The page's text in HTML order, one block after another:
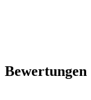
Bewertungen